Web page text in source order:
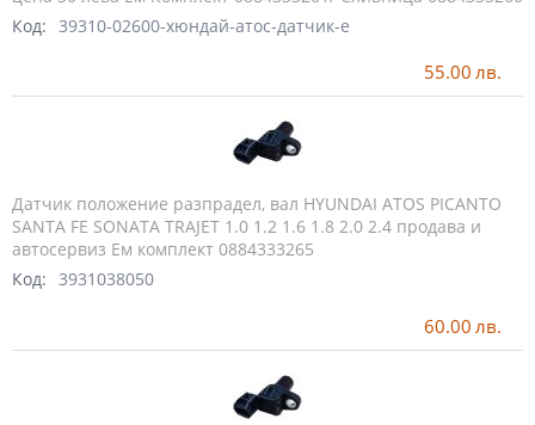
Код: 39310-02600-хюндай-атос-датчик-е
55.00 лв.
Датчик положение разпрадел, вал HYUNDAI ATOS PICANTO
SANTA FE SONATA TRAJET 1.0 1.2 1.6 1.8 2.0 2.4 продава и
автосервиз Ем комплект 0884333265
Код: 3931038050
60.00 лв.